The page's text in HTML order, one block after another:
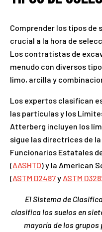
Comprender los tipos de
crucial a la hora de
Los contratistas de
menudo con diversos
limo, arcilla y
Los expertos clasifican
las partículas y los
Atterberg incluyen los
sigue las directrices de
Funcionarios Estatales
(AASHTO) y la American
(ASTM D2487y ASTM
El Sistema de
clasifica los suelos en
mayoría de los